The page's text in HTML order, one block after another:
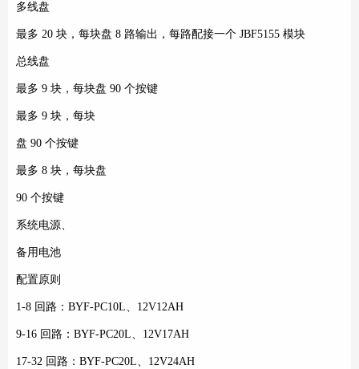
多线盘
最多 20 块，每块盘 8 路输出，每路配接一个 JBF5155 模块
总线盘
最多 9 块，每块盘 90 个按键
最多 9 块，每块
盘 90 个按键
最多 8 块，每块盘
90 个按键
系统电源、
备用电池
配置原则
1-8 回路：BYF-PC10L、12V12AH
9-16 回路：BYF-PC20L、12V17AH
17-32 回路：BYF-PC20L、12V24AH